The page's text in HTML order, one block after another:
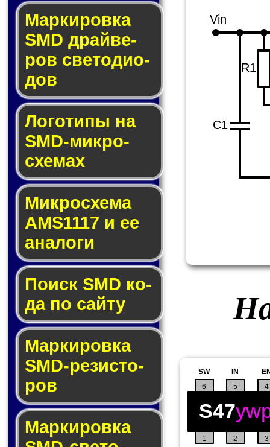
Маркировка
SMD драй­ве­
ров све­то­ди­о­
дов
Логотипы на
SMD-мик­ро­
схе­мах
Микросхема
AMS1117 и ее
ана­ло­ги
Поиск SMD ко­
да по сай­ту
Маркировка
SMD-ре­зис­то­
ров
Маркировка
C1
Vin
R1
1 2 3
4
IN
5
6
SW
S47